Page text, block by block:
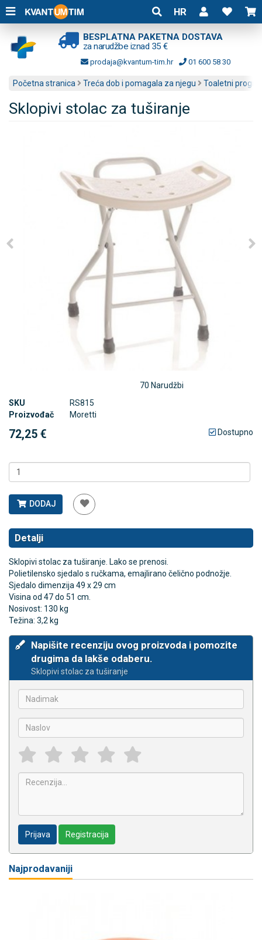
HR
BESPLATNA PAKETNA DOSTAVA
za narudžbe iznad 35 €
prodaja@kvantum-tim.hr 01 600 58 30
Početna stranica Treća dob i pomagala za njegu Toaletni
Sklopivi stolac za tuširanje
70 Narudžbi
SKU
RS815
Proizvođač
Moretti
72,25 € Dostupno
DODAJ
Detalji
Sklopivi stolac za tuširanje. Lako se prenosi.
Polietilensko sjedalo s ručkama, emajlirano čelično podnožje.
Sjedalo dimenzija 49 x 29 cm
Visina od 47 do 51 cm.
Nosivost: 130 kg
Težina: 3,2 kg
Napišite recenziju ovog proizvoda i pomozite
drugima da lakše odaberu.
Sklopivi stolac za tuširanje
Prijava Registracija
Najprodavaniji